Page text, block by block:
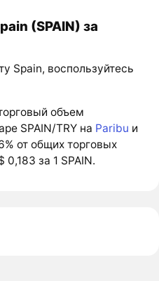
(SPAIN) за
Spain, воспользуйтесь
объем
SPAIN/TRY на Paribu и
от общих торговых
за 1 SPAIN.